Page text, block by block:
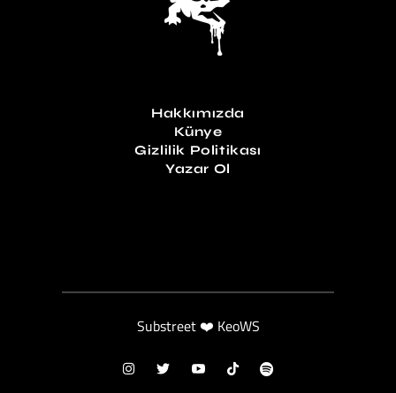
Hakkımızda
Künye
Gizlilik Politikası
Yazar Ol
Substreet ❤️ KeoWS